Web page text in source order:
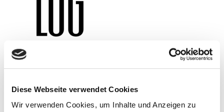
Diese Webseite verwendet Cookies
Wir verwenden Cookies, um Inhalte und Anzeigen zu